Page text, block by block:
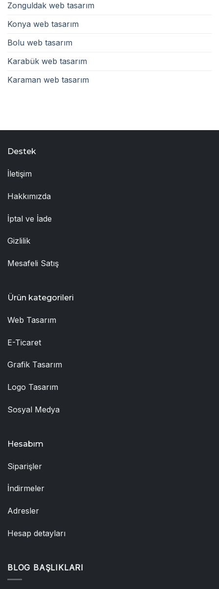
Zonguldak web tasarım
Konya web tasarım
Bolu web tasarım
Karabük web tasarım
Karaman web tasarım
Destek
İletişim
Hakkımızda
İptal ve İade
Gizlilik
Mesafeli Satış
Ürün kategorileri
Web Tasarım
E-Ticaret
Grafik Tasarım
Logo Tasarım
Sosyal Medya
Hesabım
Siparişler
İndirmeler
Adresler
Hesap detayları
BLOG BAŞLIKLARI